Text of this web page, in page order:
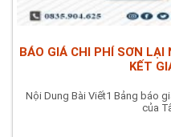
BÁO GIÁ CHI PHÍ SƠN
KẾT
Nội Dung Bài Viết1 Bảng báo
của